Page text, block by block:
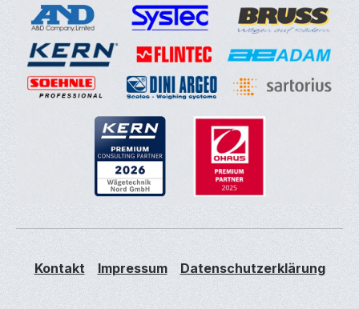
Kontakt Impressum Datenschutzerklärung